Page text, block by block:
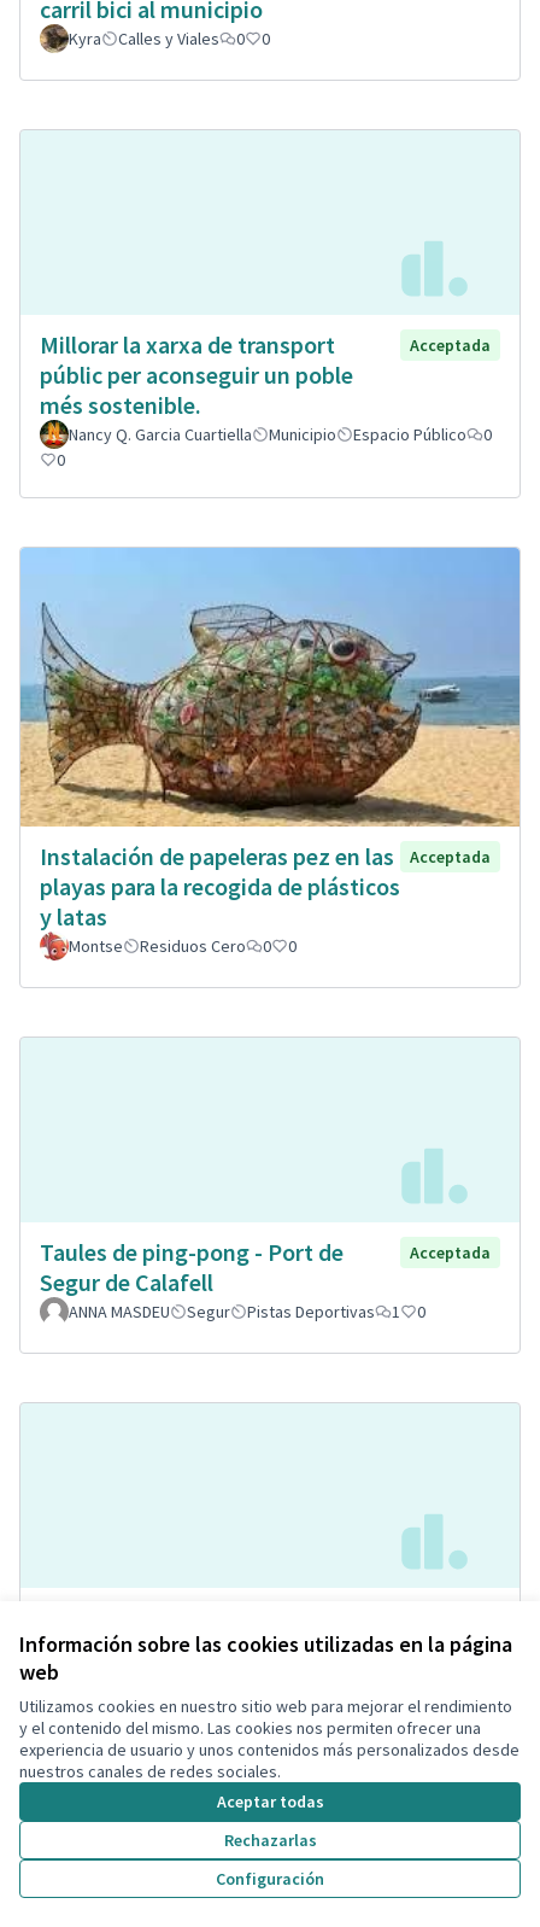
Información sobre las cookies utilizadas en la página
web
Utilizamos cookies en nuestro sitio web para mejorar el rendimiento
y el contenido del mismo. Las cookies nos permiten ofrecer una
experiencia de usuario y unos contenidos más personalizados desde
nuestros canales de redes sociales.
Aceptar todas
Rechazarlas
Configuración
carril bici al municipio
Kyra Calles y Viales 0 0
Millorar la xarxa de transport
públic per aconseguir un poble
més sostenible.
Acceptada
Nancy Q. Garcia Cuartiella Municipio Espacio Público
0
0
Instalación de papeleras pez en las
playas para la recogida de plásticos
y latas
Acceptada
Montse Residuos Cero 0 0
Taules de ping-pong - Port de
Segur de Calafell
Acceptada
ANNA MASDEU Segur Pistas Deportivas 1 0
Eres